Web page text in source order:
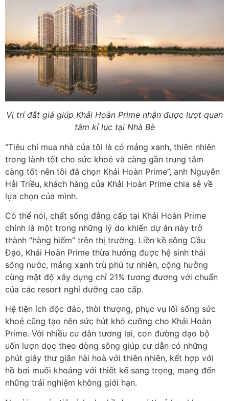
Vị trí đắt giá giúp Khải Hoàn Prime nhận được lượt quan
tâm kỉ lục tại Nhà Bè
“Tiêu chí mua nhà của tôi là có mảng xanh, thiên nhiên
trong lành tốt cho sức khoẻ và càng gần trung tâm
càng tốt nên tôi đã chọn Khải Hoàn Prime”, anh Nguyễn
Hải Triều, khách hàng của Khải Hoàn Prime chia sẻ về
lựa chọn của mình.
Có thể nói, chất sống đẳng cấp tại Khải Hoàn Prime
chính là một trong những lý do khiến dự án này trở
thành “hàng hiếm” trên thị trường. Liền kề sông Cầu
Đạo, Khải Hoàn Prime thừa hưởng được hệ sinh thái
sông nước, mảng xanh trù phú tự nhiên, cộng hưởng
cùng mật độ xây dựng chỉ 21% tương đương với chuẩn
của các resort nghỉ dưỡng cao cấp.
Hệ tiện ích độc đáo, thời thượng, phục vụ lối sống sức
khoẻ cũng tạo nên sức hút khó cưỡng cho Khải Hoàn
Prime. Với nhiều cư dân tương lai, con đường dạo bộ
uốn lượn dọc theo dòng sông giúp cư dẫn có những
phút giây thư giãn hài hoà với thiên nhiên, kết hợp với
hồ bơi muối khoáng với thiết kế sang trọng, mang đến
những trải nghiệm không giới hạn.